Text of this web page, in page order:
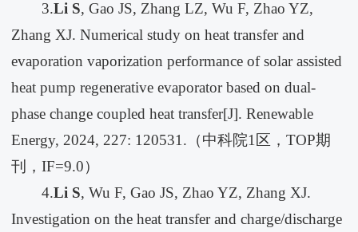
3.Li S, Gao JS, Zhang LZ, Wu F, Zhao YZ,
Zhang XJ. Numerical study on heat transfer and
evaporation vaporization performance of solar assisted
heat pump regenerative evaporator based on dual-
phase change coupled heat transfer[J]. Renewable
Energy, 2024, 227: 120531.（中科院1区，TOP期
刊，IF=9.0）
4.Li S, Wu F, Gao JS, Zhao YZ, Zhang XJ.
Investigation on the heat transfer and charge/discharge